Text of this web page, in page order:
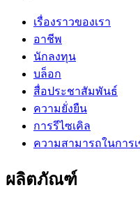
เรื่องราวของเรา
อาชีพ
นักลงทุน
บล็อก
สื่อประชาสัมพันธ์
ความยั่งยืน
การรีไซเคิล
ความสามารถในการ
ผลิตภัณฑ์